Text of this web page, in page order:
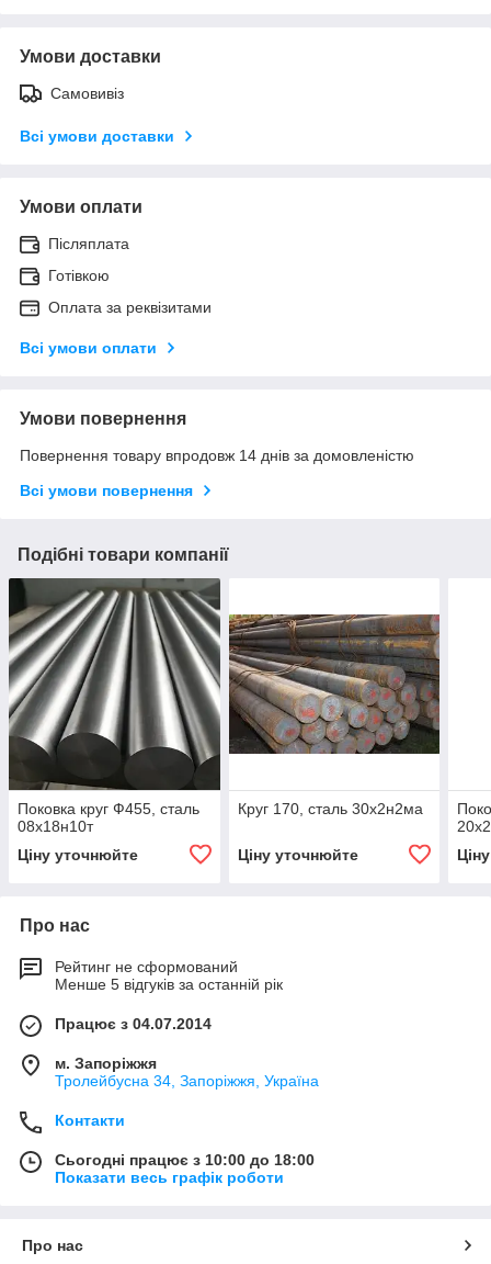
Умови доставки
Самовивіз
Всі умови доставки
Умови оплати
Післяплата
Готівкою
Оплата за реквізитами
Всі умови оплати
Умови повернення
Повернення товару впродовж 14 днів за домовленістю
Всі умови повернення
Подібні товари компанії
Поковка круг Ф455, сталь
08х18н10т
Ціну уточнюйте
Круг 170, сталь 30х2н2ма
Ціну уточнюйте
Про нас
Рейтинг не сформований
Менше 5 відгуків за останній рік
Працює з 04.07.2014
м. Запоріжжя
Тролейбусна 34, Запоріжжя, Україна
Контакти
Сьогодні працює з 10:00 до 18:00
Показати весь графік роботи
Про нас